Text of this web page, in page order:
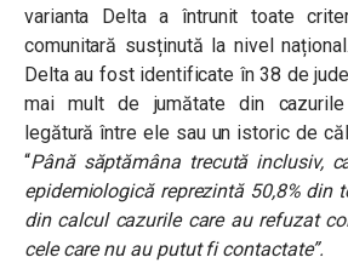
varianta Delta a întrunit toate
comunitară susținută la nivel
Delta au fost identificate în 38 de
mai mult de jumătate din
legătură între ele sau un istoric de
“Până săptămâna trecută inclusiv,
epidemiologică reprezintă 50,8% din
din calcul cazurile care au refuzat
cele care nu au putut fi contactate”.